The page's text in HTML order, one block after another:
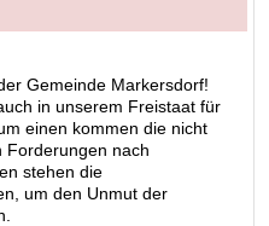
Gemeinde Markersdorf!
in unserem Freistaat für
einen kommen die nicht
Forderungen nach
stehen die
um den Unmut der